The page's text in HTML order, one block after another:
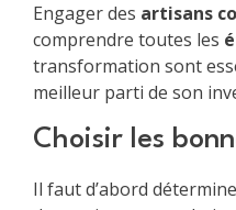
Engager des artisans
comprendre toutes les
transformation sont
meilleur parti de son
Choisir les
Il faut d’abord